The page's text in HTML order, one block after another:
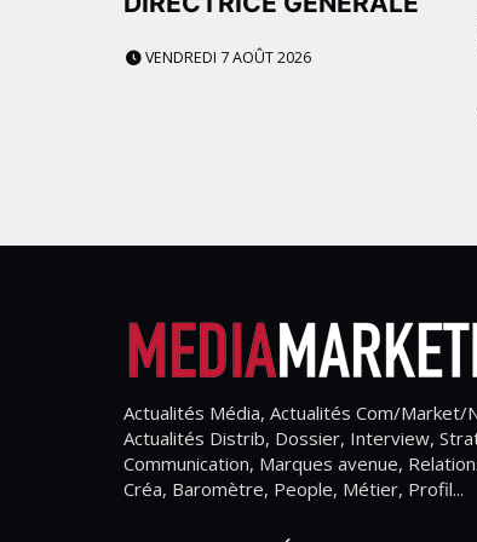
VENDREDI 7 AOÛT 2026
Actualités Média, Actualités Com/Market/
Actualités Distrib, Dossier, Interview,
Communication, Marques avenue,
Créa, Baromètre, People, Métier, Profil...